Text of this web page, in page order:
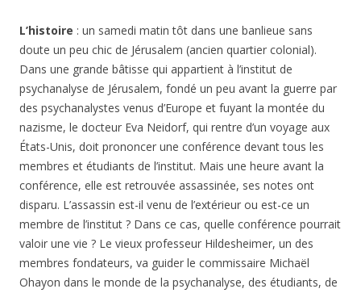
L’histoire : un samedi matin tôt dans une banlieue sans
doute un peu chic de Jérusalem (ancien quartier colonial).
Dans une grande bâtisse qui appartient à l’institut de
psychanalyse de Jérusalem, fondé un peu avant la guerre par
des psychanalystes venus d’Europe et fuyant la montée du
nazisme, le docteur Eva Neidorf, qui rentre d’un voyage aux
États-Unis, doit prononcer une conférence devant tous les
membres et étudiants de l’institut. Mais une heure avant la
conférence, elle est retrouvée assassinée, ses notes ont
disparu. L’assassin est-il venu de l’extérieur ou est-ce un
membre de l’institut ? Dans ce cas, quelle conférence pourrait
valoir une vie ? Le vieux professeur Hildesheimer, un des
membres fondateurs, va guider le commissaire Michaël
Ohayon dans le monde de la psychanalyse, des étudiants, de